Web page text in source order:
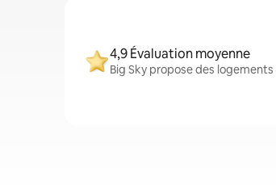
4,9 Évaluation moyenne
Big Sky propose des